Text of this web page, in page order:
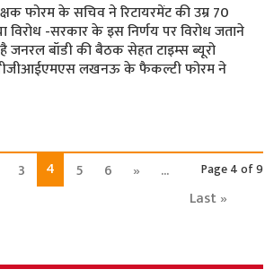
फोरम के सचिव ने रिटायरमेंट की उम्र 70
विरोध -सरकार के इस निर्णय पर विरोध जताने
जनरल बॉडी की बैठक सेहत टाइम्‍स ब्‍यूरो
लखनऊ के फैकल्टी फोरम ने
Page 4 of 9
3 4 5 6 »
...
Last »